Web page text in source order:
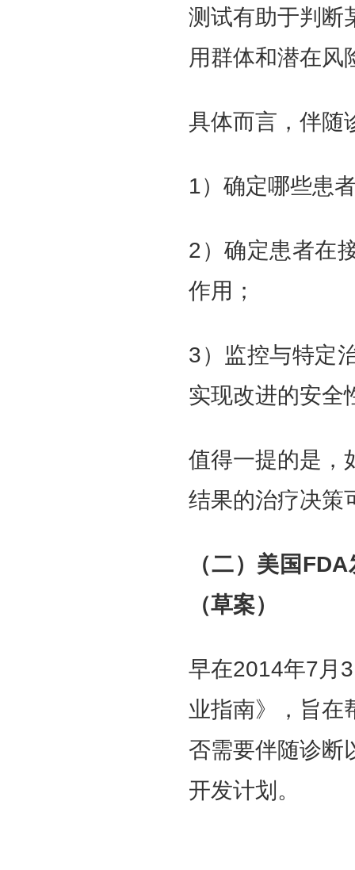
测试有助于判断
用群体和潜在风
具体而言，伴随
1）确定哪些患
2）确定患者在
作用；
3）监控与特定
实现改进的安全
值得一提的是，
结果的治疗决策
（二）美国
（草案）
早在2014年7月
业指南》，旨在
否需要伴随诊断
开发计划。